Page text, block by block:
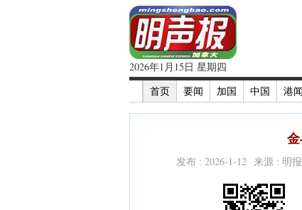
2026年1月15日 星期四
首页
要闻 加国 中国 港闻
发布 : 2026-1-12 来源 : 明